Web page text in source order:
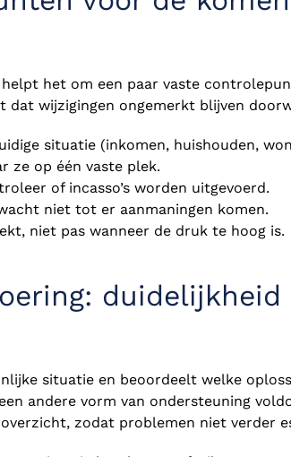
het om een paar vaste
dat wijzigingen ongemerkt blijven
situatie (inkomen, huishouden,
ze op één vaste plek.
of incasso’s worden uitgevoerd.
niet tot er aanmaningen komen.
niet pas wanneer de druk te hoog is.
duidelijkheid
situatie en beoordeelt welke
andere vorm van ondersteuning
zodat problemen niet verder